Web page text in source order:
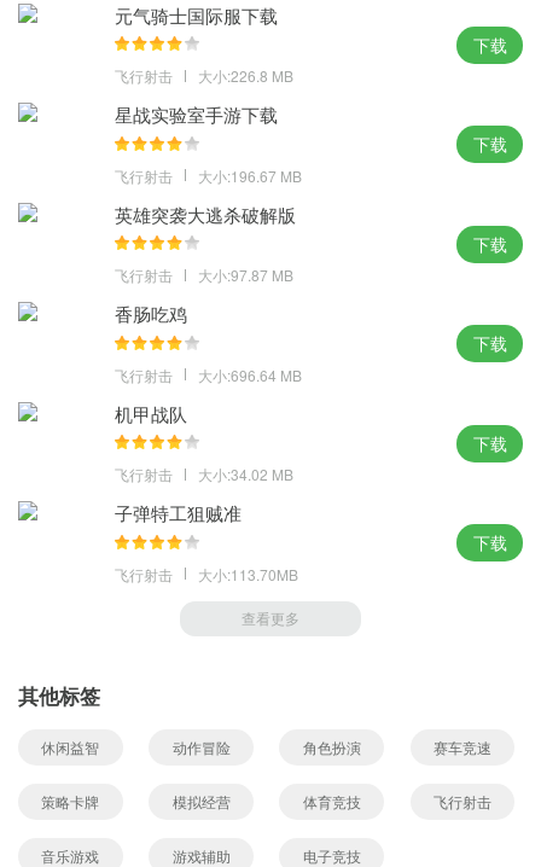
元气骑士国际服下载
飞行射击 大小:226.8 MB
下载
星战实验室手游下载
飞行射击 大小:196.67 MB
下载
英雄突袭大逃杀破解版
飞行射击 大小:97.87 MB
下载
香肠吃鸡
飞行射击 大小:696.64 MB
下载
机甲战队
飞行射击 大小:34.02 MB
下载
子弹特工狙贼准
飞行射击 大小:113.70MB
下载
查看更多
其他标签
休闲益智 动作冒险 角色扮演 赛车竞速
策略卡牌 模拟经营 体育竞技 飞行射击
音乐游戏 游戏辅助 电子竞技